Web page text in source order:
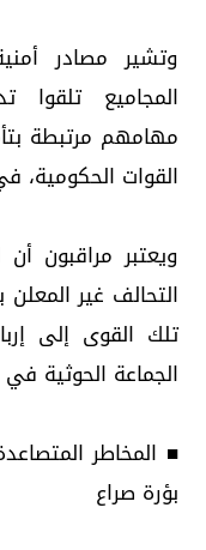
وتشير مصادر
المجاميع تلقوا
مهامهم مرتبطة
القوات الحكومية،
ويعتبر مراقبون
التحالف غير
تلك القوى إلى
الجماعة الحوثية في
■ المخاطر
بؤرة صراع